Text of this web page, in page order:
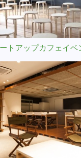
トアップカフェイベ